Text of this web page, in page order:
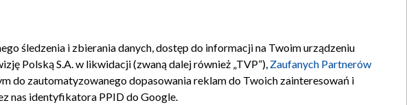
Pomoc Biuro reklamy Kontakt
śledzenia i zbierania danych, dostęp do informacji na Twoim urządzeniu
Polską S.A. w likwidacji (zwaną dalej również „TVP”), Zaufanych Partnerów
do zautomatyzowanego dopasowania reklam do Twoich zainteresowań i
nas identyfikatora PPID do Google.